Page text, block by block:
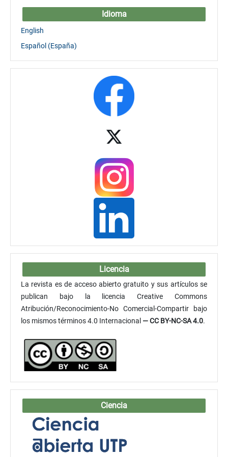
Idioma
English
Español (España)
Licencia
La revista es de acceso abierto gratuito y sus artículos se
publican bajo la licencia Creative Commons
Atribución/Reconocimiento-No Comercial-Compartir bajo
los mismos términos 4.0 Internacional — CC BY-NC-SA 4.0.
Ciencia